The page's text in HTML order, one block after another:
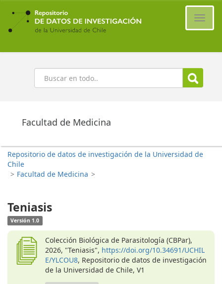
Ir
contenido
principal
Buscar
Facultad de Medicina
Repositorio de datos de investigación de la Universidad de
Chile
> Facultad de Medicina >
Teniasis
Versión 1.0
Colección Biológica de Parasitología (CBPar),
2026, "Teniasis", https://doi.org/10.34691/UCHIL
E/YLCOU8, Repositorio de datos de investigación
de la Universidad de Chile, V1